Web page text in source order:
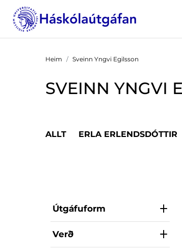
Heim Sveinn Yngvi Egilsson
SVEINN YNGVI
ALLT ERLA ERLENDSDÓTTIR
Útgáfuform
Verð